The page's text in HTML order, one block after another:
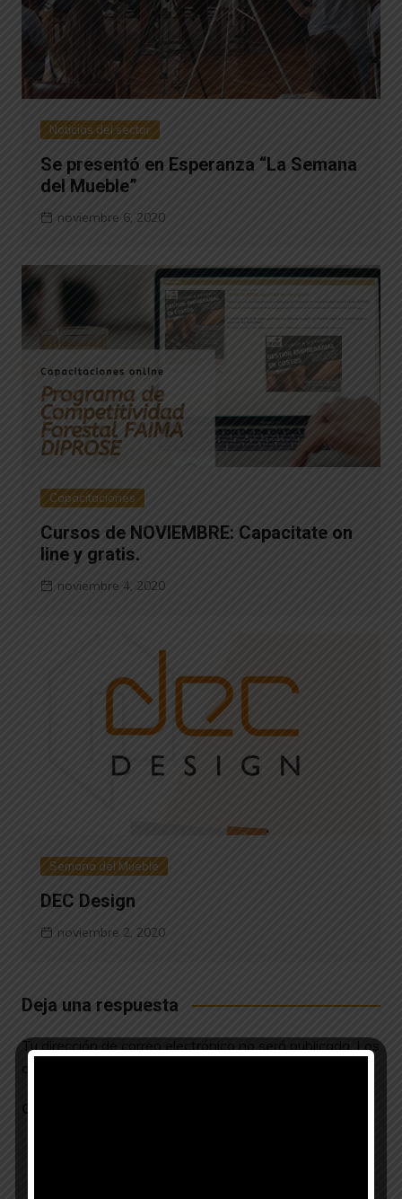
Noticias del sector
Se presentó en Esperanza “La Semana
del Mueble”
noviembre 6, 2020
Capacitaciones
Cursos de NOVIEMBRE: Capacitate on
line y gratis.
noviembre 4, 2020
Semana del Mueble
DEC Design
noviembre 2, 2020
Deja una respuesta
Tu dirección de correo electrónico no será publicada.
Los
campos obligatorios están marcados con
Comentario